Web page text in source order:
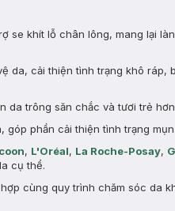
se khít lỗ chân lông, mang lại
da, cải thiện tình trạng khô ráp,
da trông săn chắc và tươi trẻ
góp phần cải thiện tình trạng
, L'Oréal, La Roche-Posay,
cụ thể.
cùng quy trình chăm sóc da